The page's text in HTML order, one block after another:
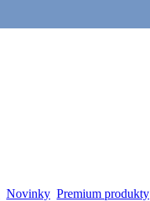
Novinky Premium produkty